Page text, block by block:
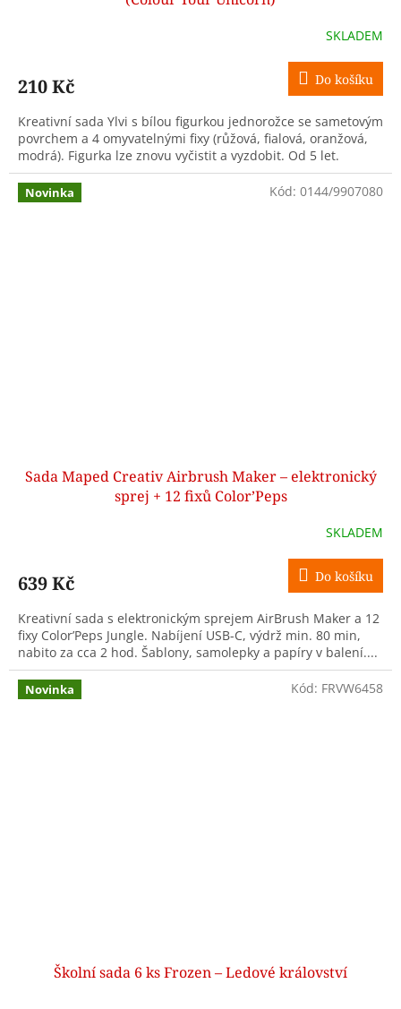
SKLADEM
210 Kč Do košíku
Kreativní sada Ylvi s bílou figurkou jednorožce se sametovým
povrchem a 4 omyvatelnými fixy (růžová, fialová, oranžová,
modrá). Figurka lze znovu vyčistit a vyzdobit. Od 5 let.
Novinka
Sada Maped Creativ Airbrush Maker – elektronický
sprej + 12 fixů Color’Peps
SKLADEM
639 Kč Do košíku
Kreativní sada s elektronickým sprejem AirBrush Maker a 12
fixy Color’Peps Jungle. Nabíjení USB-C, výdrž min. 80 min,
nabito za cca 2 hod. Šablony, samolepky a papíry v balení....
Kód: 0144/9907080
Novinka
Školní sada 6 ks Frozen – Ledové království
Kód: FRVW6458